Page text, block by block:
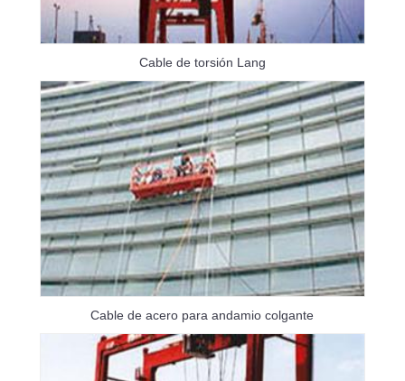
Cable de torsión Lang
Cable de acero para andamio colgante